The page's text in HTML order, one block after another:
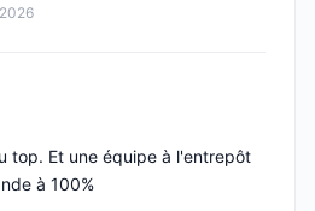
top. Et une équipe à l'entrepôt
à 100%